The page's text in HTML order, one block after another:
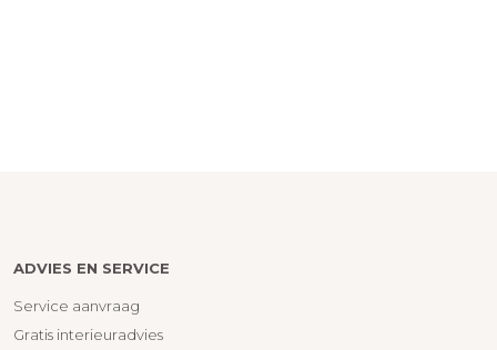
ADVIES EN SERVICE
Service aanvraag
Gratis interieuradvies